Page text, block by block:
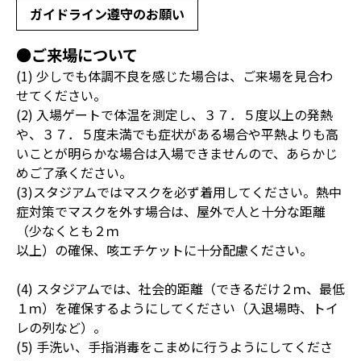
ガイドライン遵守のお願い
●ご来場について
(1) 少しでも体調不良を感じた場合は、ご来場を見合わ
せてください。
(2) 入場ゲートで体温を測定し、３７．５度以上の発熱
や、３７．５度未満でも症状がある場合や平熱よりも高
いことが明らかな場合は入場できませんので、あらかじ
めご了承ください。
(3)スタジアムではマスクを必ず着用してください。熱中
症対策でマスクを外す場合は、屋外で人と十分な距離
（少なくとも２ｍ
以上）の確保、咳エチケットに十分配慮ください。
(4) スタジアムでは、社会的距離（できるだけ２ｍ、最低
１ｍ）を確保するようにしてください（入退場時、トイ
レの列など）。
(5) 手洗い、手指消毒をこまめに行うようにしてくださ